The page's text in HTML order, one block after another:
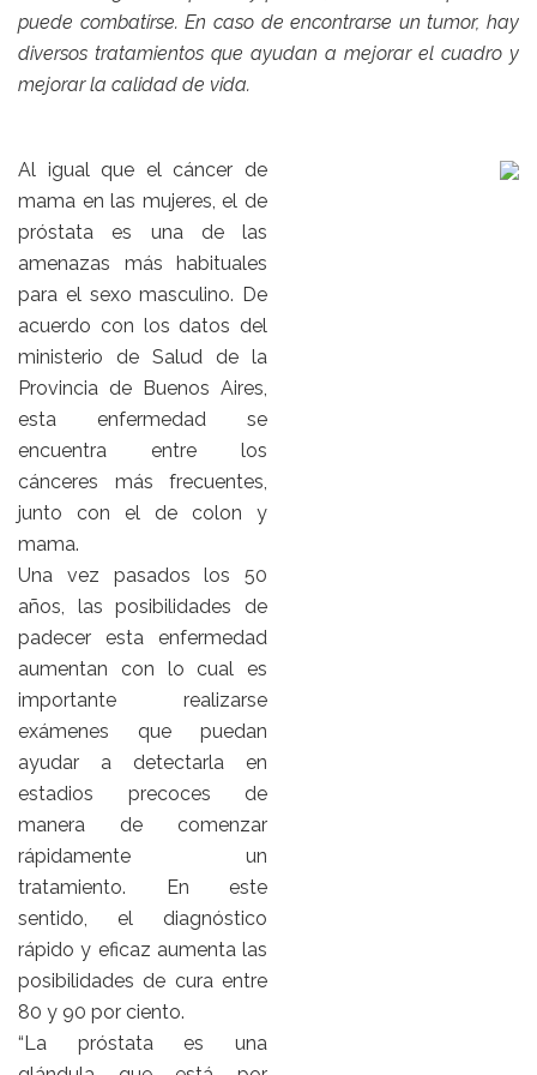
puede combatirse. En caso de encontrarse un tumor, hay
diversos tratamientos que ayudan a mejorar el cuadro y
mejorar la calidad de vida.
Al igual que el cáncer de
mama en las mujeres, el de
próstata es una de las
amenazas más habituales
para el sexo masculino. De
acuerdo con los datos del
ministerio de Salud de la
Provincia de Buenos Aires,
esta enfermedad se
encuentra entre los
cánceres más frecuentes,
junto con el de colon y
mama.
Una vez pasados los 50
años, las posibilidades de
padecer esta enfermedad
aumentan con lo cual es
importante realizarse
exámenes que puedan
ayudar a detectarla en
estadios precoces de
manera de comenzar
rápidamente un
tratamiento. En este
sentido, el diagnóstico
rápido y eficaz aumenta las
posibilidades de cura entre
80 y 90 por ciento.
“La próstata es una